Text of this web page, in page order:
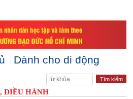
Dành cho di động
ĐIỀU HÀNH